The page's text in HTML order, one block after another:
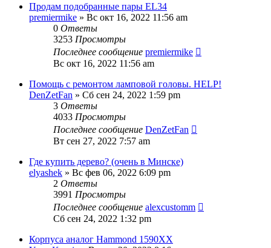
Продам подобранные пары EL34
premiermike » Вс окт 16, 2022 11:56 am
0 Ответы
3253 Просмотры
Последнее сообщение premiermike
Вс окт 16, 2022 11:56 am
Помощь с ремонтом ламповой головы. HELP!
DenZetFan » Сб сен 24, 2022 1:59 pm
3 Ответы
4033 Просмотры
Последнее сообщение DenZetFan
Вт сен 27, 2022 7:57 am
Где купить дерево? (очень в Минске)
elyashek » Вс фев 06, 2022 6:09 pm
2 Ответы
3991 Просмотры
Последнее сообщение alexcustomm
Сб сен 24, 2022 1:32 pm
Корпуса аналог Hammond 1590XX